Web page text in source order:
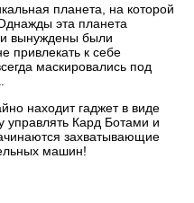
планета, на которой
эта планета
вынуждены были
привлекать к себе
маскировались под
находит гаджет в виде
управлять Кард Ботами и
захватывающие
машин!